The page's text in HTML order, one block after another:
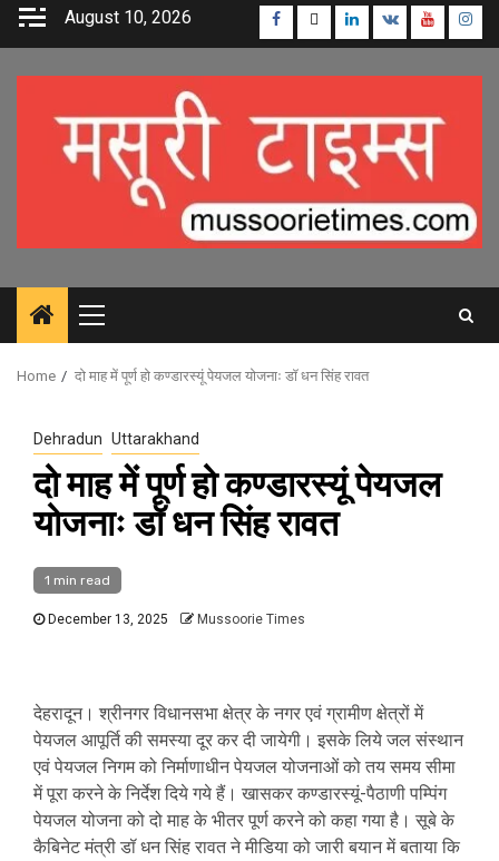
Skip
August 10, 2026 Facebook
TwitterLinkedin
VK Youtube
Primary
Menu
Home दो माह में पूर्ण हो कण्डारस्यूं पेयजल योजनाः डॉ धन सिंह रावत
Dehradun Uttarakhand
दो माह में पूर्ण हो कण्डारस्यूं पेयजल
योजनाः डॉ धन सिंह रावत
1 min read
December 13, 2025 Mussoorie Times
देहरादून। श्रीनगर विधानसभा क्षेत्र के नगर एवं ग्रामीण क्षेत्रों में
पेयजल आपूर्ति की समस्या दूर कर दी जायेगी। इसके लिये जल संस्थान
एवं पेयजल निगम को निर्माणाधीन पेयजल योजनाओं को तय समय सीमा
में पूरा करने के निर्देश दिये गये हैं। खासकर कण्डारस्यूं-पैठाणी पम्पिंग
पेयजल योजना को दो माह के भीतर पूर्ण करने को कहा गया है। सूबे के
कैबिनेट मंत्री डॉ धन सिंह रावत ने मीडिया को जारी बयान में बताया कि